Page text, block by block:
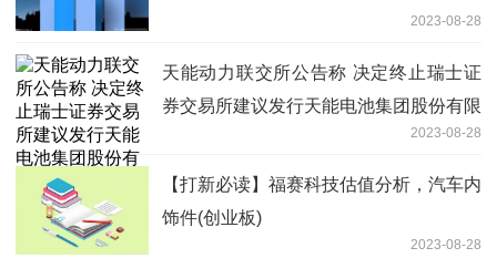
2023-08-28
天能动力联交所公告称 决定终止瑞士证
券交易所建议发行天能电池集团股份有限
2023-08-28
【打新必读】福赛科技估值分析，汽车内
饰件(创业板)
2023-08-28